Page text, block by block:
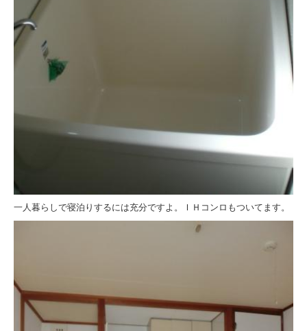
一人暮らしで寝泊りするには充分ですよ。ＩＨコンロもついてます。